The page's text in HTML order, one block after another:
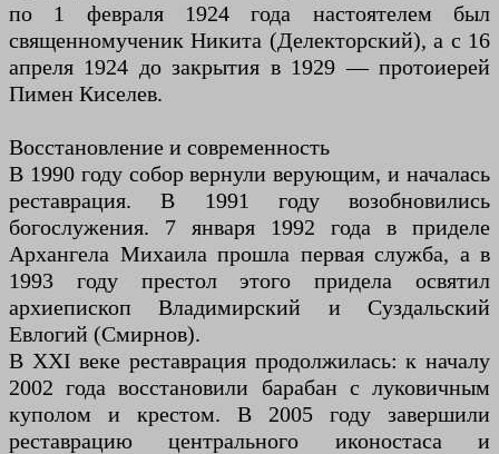
по 1 февраля 1924 года настоятелем был
священномученик Никита (Делекторский), а с 16
апреля 1924 до закрытия в 1929 — протоиерей
Пимен Киселев.
Восстановление и современность
В 1990 году собор вернули верующим, и началась
реставрация. В 1991 году возобновились
богослужения. 7 января 1992 года в приделе
Архангела Михаила прошла первая служба, а в
1993 году престол этого придела освятил
архиепископ Владимирский и Суздальский
Евлогий (Смирнов).
В XXI веке реставрация продолжилась: к началу
2002 года восстановили барабан с луковичным
куполом и крестом. В 2005 году завершили
реставрацию центрального иконостаса и